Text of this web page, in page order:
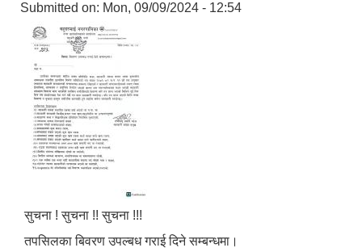
Submitted on: Mon, 09/09/2024 - 12:54
सुचना ! सुचना !! सुचना !!!
तपसिलका बिवरण उपल्बध गराई दिने सम्बन्धमा।